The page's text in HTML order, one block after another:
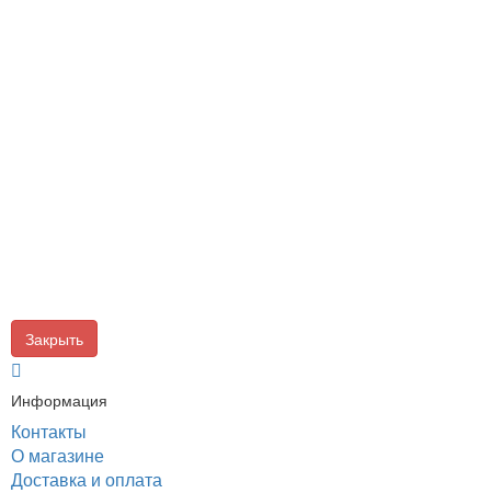
Закрыть
Информация
Контакты
О магазине
Доставка и оплата